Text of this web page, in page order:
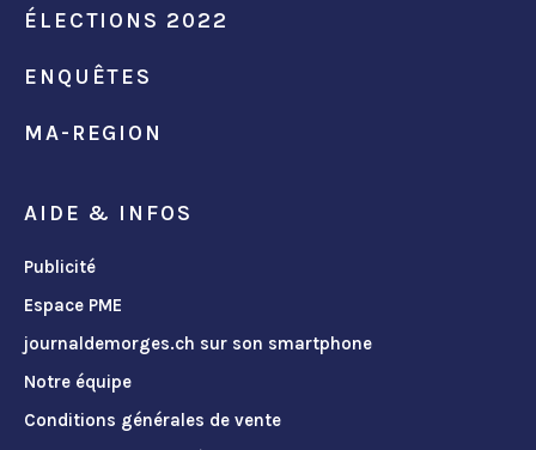
ÉLECTIONS 2022
ENQUÊTES
MA-REGION
AIDE & INFOS
Publicité
Espace PME
journaldemorges.ch sur son smartphone
Notre équipe
Conditions générales de vente